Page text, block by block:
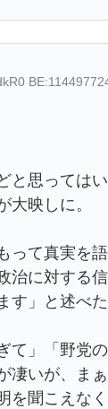
と思っては
映しに。
て真実を
治に対する
」と述べた
」「野党
凄いが、ま
を聞こえな